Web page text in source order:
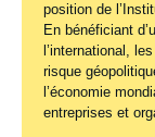
position de
En bénéficiant
l’international,
risque
l’économie
entreprises et